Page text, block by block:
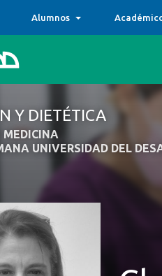
Y DIETÉTICA
MEDICINA
UNIVERSIDAD DEL
Alumnos